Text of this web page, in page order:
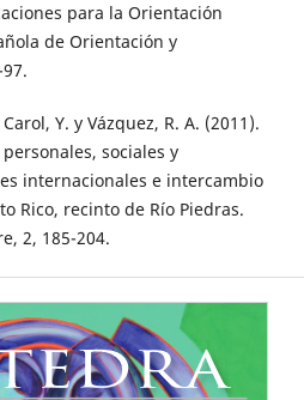
para la Orientación
de Orientación y
Y. y Vázquez, R. A. (2011).
sociales y
internacionales e intercambio
Rico, recinto de Río Piedras.
2, 185-204.